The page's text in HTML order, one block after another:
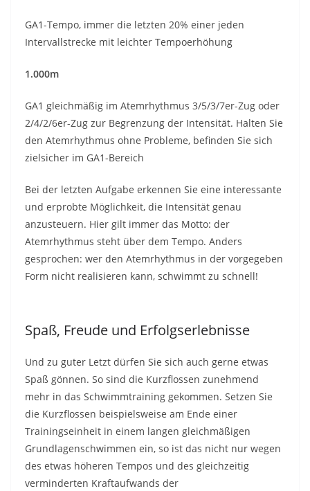
GA1-Tempo, immer die letzten 20% einer jeden
Intervallstrecke mit leichter Tempoerhöhung
1.000m
GA1 gleichmäßig im Atemrhythmus 3/5/3/7er-Zug oder
2/4/2/6er-Zug zur Begrenzung der Intensität. Halten Sie
den Atemrhythmus ohne Probleme, befinden Sie sich
zielsicher im GA1-Bereich
Bei der letzten Aufgabe erkennen Sie eine interessante
und erprobte Möglichkeit, die Intensität genau
anzusteuern. Hier gilt immer das Motto: der
Atemrhythmus steht über dem Tempo. Anders
gesprochen: wer den Atemrhythmus in der vorgegeben
Form nicht realisieren kann, schwimmt zu schnell!
Spaß, Freude und Erfolgserlebnisse
Und zu guter Letzt dürfen Sie sich auch gerne etwas
Spaß gönnen. So sind die Kurzflossen zunehmend
mehr in das Schwimmtraining gekommen. Setzen Sie
die Kurzflossen beispielsweise am Ende einer
Trainingseinheit in einem langen gleichmäßigen
Grundlagenschwimmen ein, so ist das nicht nur wegen
des etwas höheren Tempos und des gleichzeitig
verminderten Kraftaufwands der